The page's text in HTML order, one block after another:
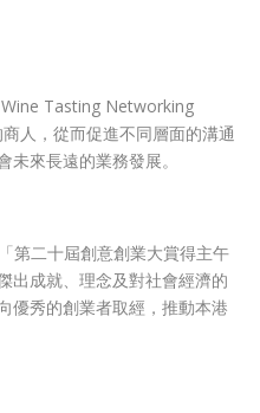
Tasting Networking
人，從而促進不同層面的溝通
來長遠的業務發展。
第二十屆創意創業大賞得主午
出成就、理念及對社會經濟的
優秀的創業者取經，推動本港